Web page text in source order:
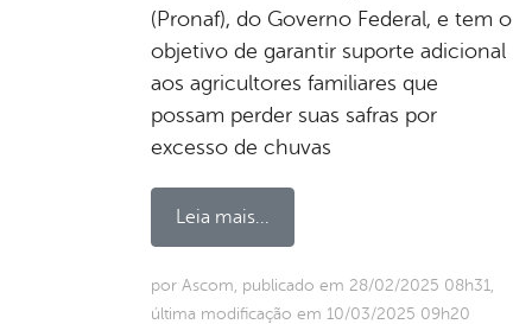
(Pronaf), do Governo Federal, e tem o
objetivo de garantir suporte adicional
aos agricultores familiares que
possam perder suas safras por
excesso de chuvas
Leia mais...
por Ascom, publicado em 28/02/2025 08h31,
última modificação em 10/03/2025 09h20